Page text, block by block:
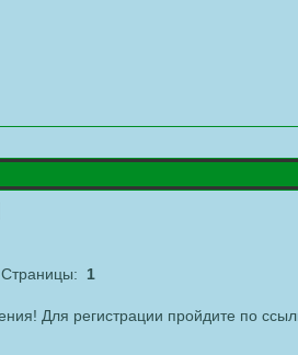
Страницы: 1
Для регистрации пройдите по